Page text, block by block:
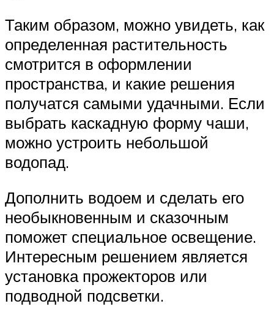
Таким образом, можно увидеть, как
определенная растительность
смотрится в оформлении
пространства, и какие решения
получатся самыми удачными. Если
выбрать каскадную форму чаши,
можно устроить небольшой
водопад.
Дополнить водоем и сделать его
необыкновенным и сказочным
поможет специальное освещение.
Интересным решением является
установка прожекторов или
подводной подсветки.